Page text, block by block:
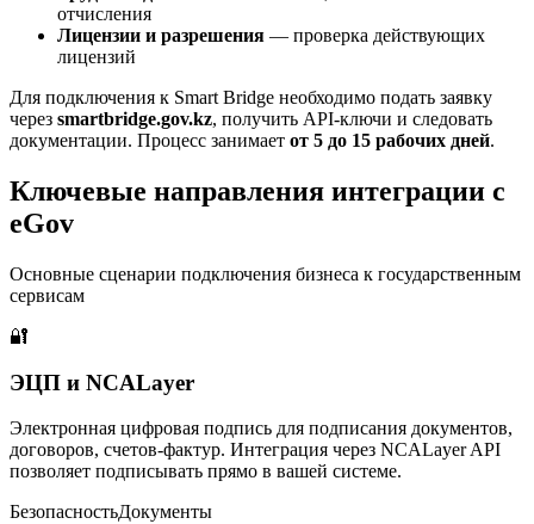
отчисления
Лицензии и разрешения — проверка действующих
лицензий
Для подключения к Smart Bridge необходимо подать заявку
через smartbridge.gov.kz, получить API-ключи и следовать
документации. Процесс занимает от 5 до 15 рабочих дней.
Ключевые направления интеграции с
eGov
Основные сценарии подключения бизнеса к государственным
сервисам
🔐
ЭЦП и NCALayer
Электронная цифровая подпись для подписания документов,
договоров, счетов-фактур. Интеграция через NCALayer API
позволяет подписывать прямо в вашей системе.
БезопасностьДокументы